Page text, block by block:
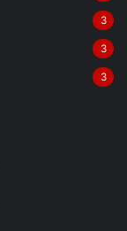
3
3
3